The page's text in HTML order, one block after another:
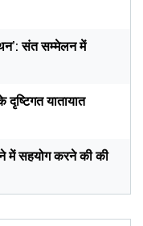
संत सम्मेलन में
दृष्टिगत यातायात
में सहयोग करने की की